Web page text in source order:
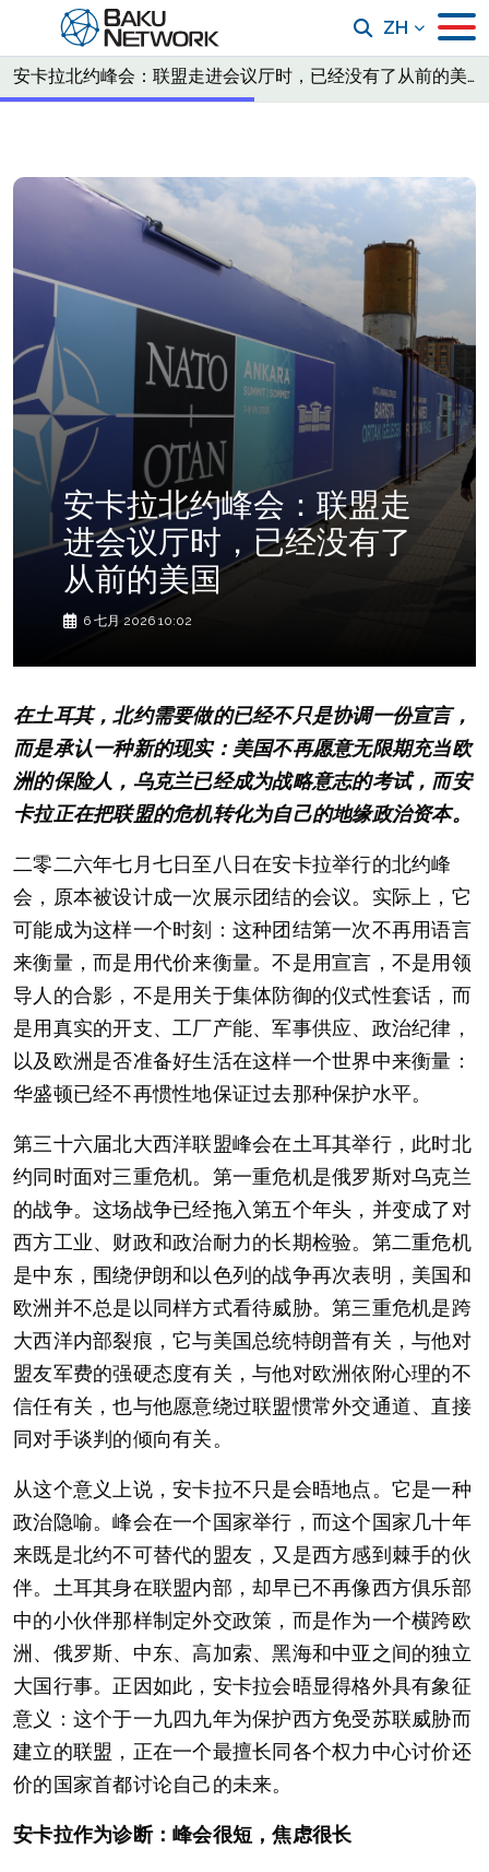
ZH
安卡拉北约峰会：联盟走进会议厅时，已经没有了从前的美国
安卡拉北约峰会：联盟走
进会议厅时，已经没有了
从前的美国
6 七月 2026 10:02
在土耳其，北约需要做的已经不只是协调一份宣言，
而是承认一种新的现实：美国不再愿意无限期充当欧
洲的保险人，乌克兰已经成为战略意志的考试，而安
卡拉正在把联盟的危机转化为自己的地缘政治资本。
二零二六年七月七日至八日在安卡拉举行的北约峰
会，原本被设计成一次展示团结的会议。实际上，它
可能成为这样一个时刻：这种团结第一次不再用语言
来衡量，而是用代价来衡量。不是用宣言，不是用领
导人的合影，不是用关于集体防御的仪式性套话，而
是用真实的开支、工厂产能、军事供应、政治纪律，
以及欧洲是否准备好生活在这样一个世界中来衡量：
华盛顿已经不再惯性地保证过去那种保护水平。
第三十六届北大西洋联盟峰会在土耳其举行，此时北
约同时面对三重危机。第一重危机是俄罗斯对乌克兰
的战争。这场战争已经拖入第五个年头，并变成了对
西方工业、财政和政治耐力的长期检验。第二重危机
是中东，围绕伊朗和以色列的战争再次表明，美国和
欧洲并不总是以同样方式看待威胁。第三重危机是跨
大西洋内部裂痕，它与美国总统特朗普有关，与他对
盟友军费的强硬态度有关，与他对欧洲依附心理的不
信任有关，也与他愿意绕过联盟惯常外交通道、直接
同对手谈判的倾向有关。
从这个意义上说，安卡拉不只是会晤地点。它是一种
政治隐喻。峰会在一个国家举行，而这个国家几十年
来既是北约不可替代的盟友，又是西方感到棘手的伙
伴。土耳其身在联盟内部，却早已不再像西方俱乐部
中的小伙伴那样制定外交政策，而是作为一个横跨欧
洲、俄罗斯、中东、高加索、黑海和中亚之间的独立
大国行事。正因如此，安卡拉会晤显得格外具有象征
意义：这个于一九四九年为保护西方免受苏联威胁而
建立的联盟，正在一个最擅长同各个权力中心讨价还
价的国家首都讨论自己的未来。
安卡拉作为诊断：峰会很短，焦虑很长